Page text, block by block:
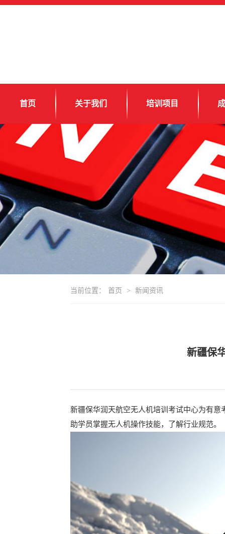
首页 关于我们 培训项目
当前位置： 首页 > 新闻资讯
新疆保
新疆保华润天航空无人机培训考试中心为有
助学员掌握无人机操作技能，了解行业规范。